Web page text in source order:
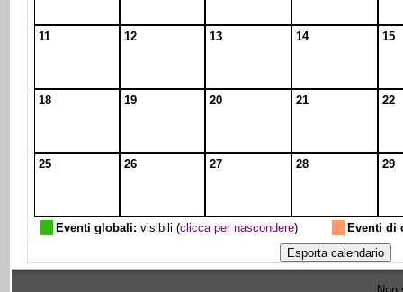
11 12 13 14 15
18 19 20 21 22
25 26 27 28 29
Eventi globali: visibili (clicca per nascondere) Eventi di